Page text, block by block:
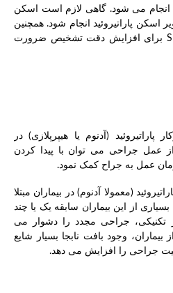
انجام می شود. گاهی لازم است اسکن
اسکن پاراتیروئید انجام شود. همچنین
گاهی به کار بردن روش SPECT برای افزایش دقت تشخیص ضرورت
(آدنوم یا هیپرپلازی) در
از عمل جراحی می توان با پیدا کردن
عمل به جراح کمک نمود.
(معمولا آدنوم) در بیماران مبتلا
از این بیماران سابقه یک یا چند
تکنیکی، جراحی مجدد را دشوار می
وجود بافت نابجا بسیار شایع
جراحی را افزایش می دهد.